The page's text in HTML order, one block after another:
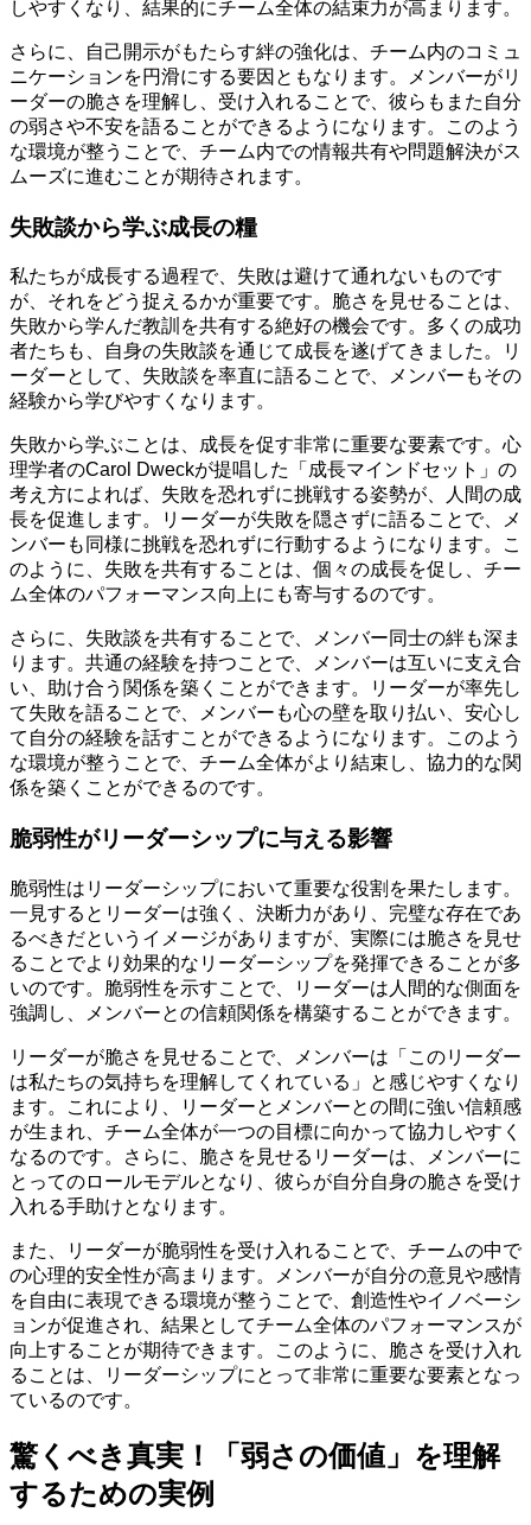
しやすくなり、結果的にチーム全体の結束力が高まります。
さらに、自己開示がもたらす絆の強化は、チーム内のコミュ
ニケーションを円滑にする要因ともなります。メンバーがリ
ーダーの脆さを理解し、受け入れることで、彼らもまた自分
の弱さや不安を語ることができるようになります。このよう
な環境が整うことで、チーム内での情報共有や問題解決がス
ムーズに進むことが期待されます。
失敗談から学ぶ成長の糧
私たちが成長する過程で、失敗は避けて通れないものです
が、それをどう捉えるかが重要です。脆さを見せることは、
失敗から学んだ教訓を共有する絶好の機会です。多くの成功
者たちも、自身の失敗談を通じて成長を遂げてきました。リ
ーダーとして、失敗談を率直に語ることで、メンバーもその
経験から学びやすくなります。
失敗から学ぶことは、成長を促す非常に重要な要素です。心
理学者のCarol Dweckが提唱した「成長マインドセット」の
考え方によれば、失敗を恐れずに挑戦する姿勢が、人間の成
長を促進します。リーダーが失敗を隠さずに語ることで、メ
ンバーも同様に挑戦を恐れずに行動するようになります。こ
のように、失敗を共有することは、個々の成長を促し、チー
ム全体のパフォーマンス向上にも寄与するのです。
さらに、失敗談を共有することで、メンバー同士の絆も深ま
ります。共通の経験を持つことで、メンバーは互いに支え合
い、助け合う関係を築くことができます。リーダーが率先し
て失敗を語ることで、メンバーも心の壁を取り払い、安心し
て自分の経験を話すことができるようになります。このよう
な環境が整うことで、チーム全体がより結束し、協力的な関
係を築くことができるのです。
脆弱性がリーダーシップに与える影響
脆弱性はリーダーシップにおいて重要な役割を果たします。
一見するとリーダーは強く、決断力があり、完璧な存在であ
るべきだというイメージがありますが、実際には脆さを見せ
ることでより効果的なリーダーシップを発揮できることが多
いのです。脆弱性を示すことで、リーダーは人間的な側面を
強調し、メンバーとの信頼関係を構築することができます。
リーダーが脆さを見せることで、メンバーは「このリーダー
は私たちの気持ちを理解してくれている」と感じやすくなり
ます。これにより、リーダーとメンバーとの間に強い信頼感
が生まれ、チーム全体が一つの目標に向かって協力しやすく
なるのです。さらに、脆さを見せるリーダーは、メンバーに
とってのロールモデルとなり、彼らが自分自身の脆さを受け
入れる手助けとなります。
また、リーダーが脆弱性を受け入れることで、チームの中で
の心理的安全性が高まります。メンバーが自分の意見や感情
を自由に表現できる環境が整うことで、創造性やイノベーシ
ョンが促進され、結果としてチーム全体のパフォーマンスが
向上することが期待できます。このように、脆さを受け入れ
ることは、リーダーシップにとって非常に重要な要素となっ
ているのです。
驚くべき真実！「弱さの価値」を理解
するための実例